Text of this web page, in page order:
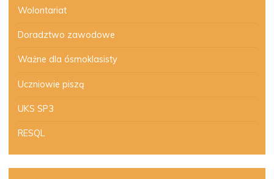
Wolontariat
Doradztwo zawodowe
Ważne dla ósmoklasisty
Uczniowie piszą
UKS SP3
RESQL